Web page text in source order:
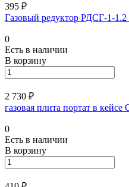
395 ₽
Газовый редуктор РДСГ-1-
0
Есть в наличии
В корзину
2 730 ₽
газовая плита портат в кейсе
0
Есть в наличии
В корзину